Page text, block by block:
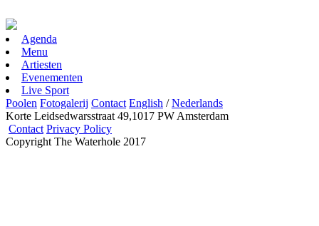
Agenda
Menu
Artiesten
Evenementen
Live Sport
Poolen Fotogalerij Contact English /Nederlands
Korte Leidsedwarsstraat 49,1017 PW Amsterdam
Contact Privacy Policy
Copyright The Waterhole 2017